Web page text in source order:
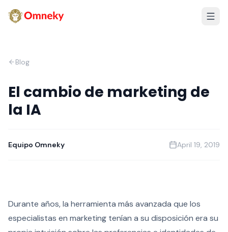
Blog
El cambio de marketing de
la IA
Equipo Omneky April 19, 2019
Durante años, la herramienta más avanzada que los
especialistas en marketing tenían a su disposición era su